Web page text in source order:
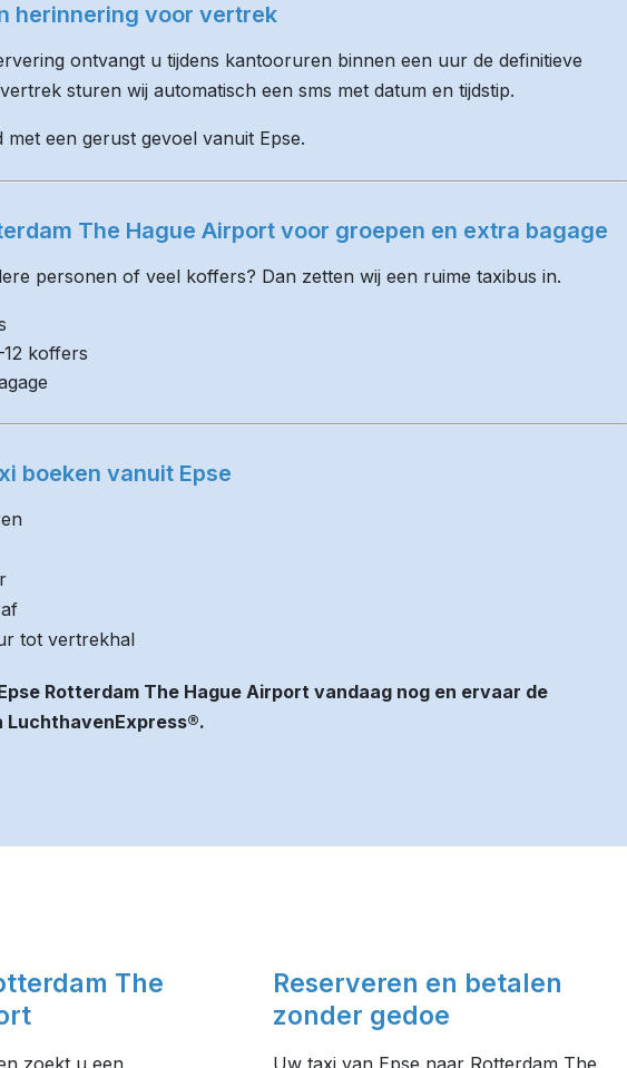
herinnering voor vertrek
ontvangt u tijdens kantooruren binnen een uur de definitieve
sturen wij automatisch een sms met datum en tijdstip.
een gerust gevoel vanuit Epse.
The Hague Airport voor groepen en extra bagage
personen of veel koffers? Dan zetten wij een ruime taxibus in.
koffers
boeken vanuit Epse
tot vertrekhal
Rotterdam The Hague Airport vandaag nog en ervaar de
LuchthavenExpress®.
The
zoekt u een
Reserveren en betalen
zonder gedoe
Uw taxi van Epse naar Rotterdam The